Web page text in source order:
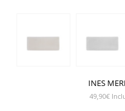
INES
49,90€